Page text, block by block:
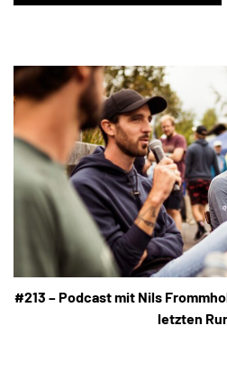
#213 – Podcast mit Nils
letzten